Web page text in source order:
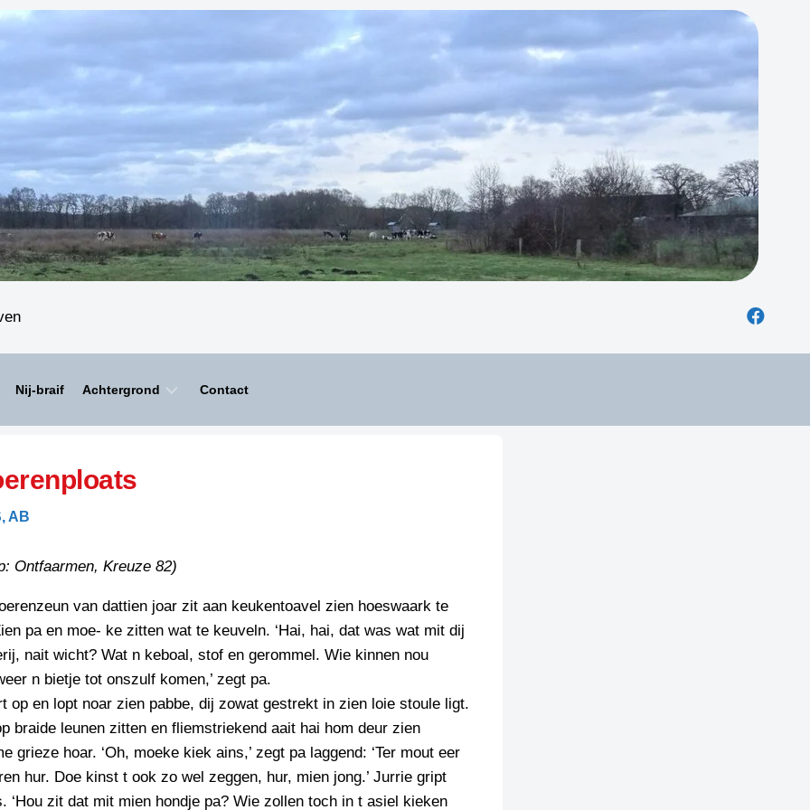
INZENDENS
PERSBERICHT
FLYER
INZENDENS
JURYRAPPORT
SCHRIEFWEDSTRIED
2026
Nij-braif Achtergrond
KREUZE
PAZZIPANTEN
Contact
AB
Ontfaarmen, Kreuze 82)
van dattien joar zit aan keukentoavel zien hoeswaark te
pa en moe- ke zitten wat te keuveln. ‘Hai, hai, dat was wat mit dij
nait wicht? Wat n keboal, stof en gerommel. Wie kinnen nou
n bietje tot onszulf komen,’ zegt pa.
op en lopt noar zien pabbe, dij zowat gestrekt in zien loie stoule ligt.
braide leunen zitten en fliemstriekend aait hai hom deur zien
grieze hoar. ‘Oh, moeke kiek ains,’ zegt pa laggend: ‘Ter mout eer
hur. Doe kinst t ook zo wel zeggen, hur, mien jong.’ Jurrie gript
‘Hou zit dat mit mien hondje pa? Wie zollen toch in t asiel kieken